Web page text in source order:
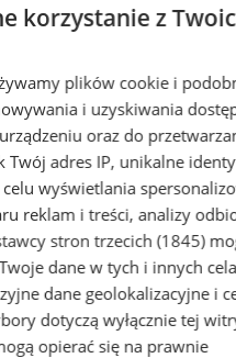
korzystanie z
plików cookie i
i uzyskiwania
oraz do
Twój adres IP, unikalne
wyświetlania
reklam i treści, analizy
stron trzecich (1845)
dane w tych i innych
dane geolokalizacyjne i
dotyczą wyłącznie tej
opierać się na prawnie